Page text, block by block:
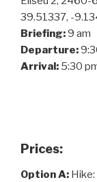
39.51337, -
Briefing:9 am
Departure:
Arrival: 5:30
Prices:
Option A: Hike: